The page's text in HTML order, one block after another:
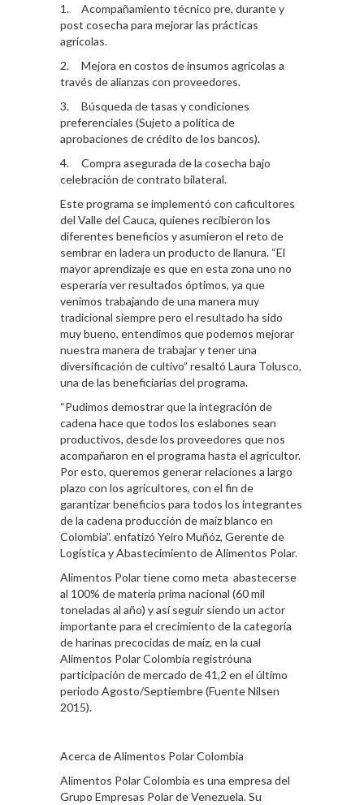
1. Acompañamiento técnico pre, durante y
post cosecha para mejorar las prácticas
agrícolas.
2. Mejora en costos de insumos agrícolas a
través de alianzas con proveedores.
3. Búsqueda de tasas y condiciones
preferenciales (Sujeto a política de
aprobaciones de crédito de los bancos).
4. Compra asegurada de la cosecha bajo
celebración de contrato bilateral.
Este programa se implementó con caficultores
del Valle del Cauca, quienes recibieron los
diferentes beneficios y asumieron el reto de
sembrar en ladera un producto de llanura. “El
mayor aprendizaje es que en esta zona uno no
esperaría ver resultados óptimos, ya que
venimos trabajando de una manera muy
tradicional siempre pero el resultado ha sido
muy bueno, entendimos que podemos mejorar
nuestra manera de trabajar y tener una
diversificación de cultivo” resaltó Laura Tolusco,
una de las beneficiarias del programa.
“Pudimos demostrar que la integración de
cadena hace que todos los eslabones sean
productivos, desde los proveedores que nos
acompañaron en el programa hasta el agricultor.
Por esto, queremos generar relaciones a largo
plazo con los agricultores, con el fin de
garantizar beneficios para todos los integrantes
de la cadena producción de maíz blanco en
Colombia”. enfatizó Yeiro Muñóz, Gerente de
Logística y Abastecimiento de Alimentos Polar.
Alimentos Polar tiene como meta abastecerse
al 100% de materia prima nacional (60 mil
toneladas al año) y así seguir siendo un actor
importante para el crecimiento de la categoría
de harinas precocidas de maíz, en la cual
Alimentos Polar Colombia registróuna
participación de mercado de 41,2 en el último
periodo Agosto/Septiembre (Fuente Nilsen
2015).
Acerca de Alimentos Polar Colombia
Alimentos Polar Colombia es una empresa del
Grupo Empresas Polar de Venezuela. Su